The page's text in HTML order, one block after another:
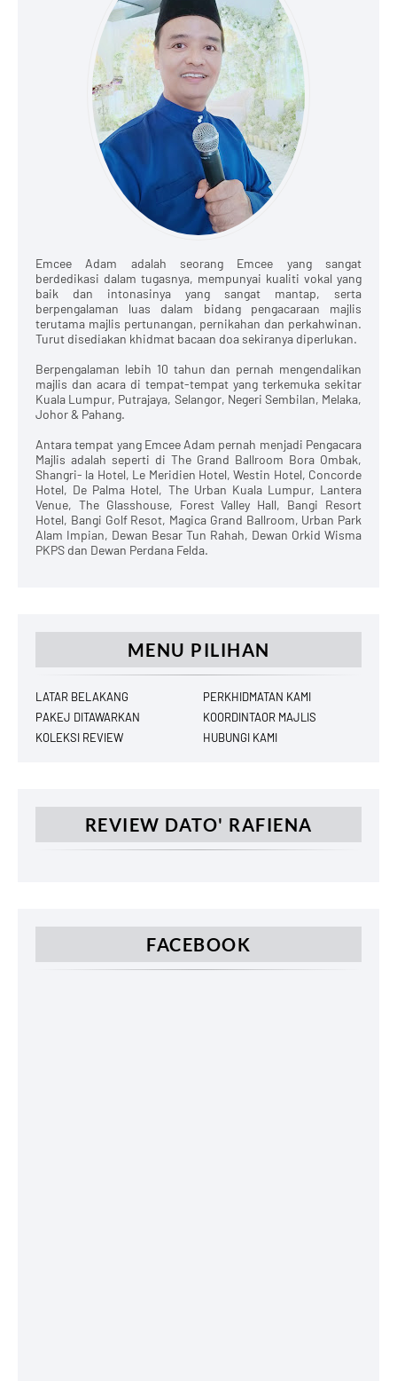
Emcee Adam adalah seorang Emcee yang sangat
berdedikasi dalam tugasnya, mempunyai kualiti vokal yang
baik dan intonasinya yang sangat mantap, serta
berpengalaman luas dalam bidang pengacaraan majlis
terutama majlis pertunangan, pernikahan dan perkahwinan.
Turut disediakan khidmat bacaan doa sekiranya diperlukan.
Berpengalaman lebih 10 tahun dan pernah mengendalikan
majlis dan acara di tempat-tempat yang terkemuka sekitar
Kuala Lumpur, Putrajaya, Selangor, Negeri Sembilan, Melaka,
Johor & Pahang.
Antara tempat yang Emcee Adam pernah menjadi Pengacara
Majlis adalah seperti di The Grand Ballroom Bora Ombak,
Shangri- la Hotel, Le Meridien Hotel, Westin Hotel, Concorde
Hotel, De Palma Hotel, The Urban Kuala Lumpur, Lantera
Venue, The Glasshouse, Forest Valley Hall, Bangi Resort
Hotel, Bangi Golf Resot, Magica Grand Ballroom, Urban Park
Alam Impian, Dewan Besar Tun Rahah, Dewan Orkid Wisma
PKPS dan Dewan Perdana Felda.
MENU PILIHAN
LATAR BELAKANG
PERKHIDMATAN KAMI
PAKEJ DITAWARKAN
KOORDINTAOR MAJLIS
KOLEKSI REVIEW
HUBUNGI KAMI
REVIEW DATO' RAFIENA
FACEBOOK